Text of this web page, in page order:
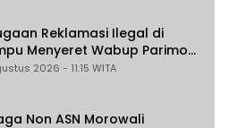
Reklamasi Ilegal di
Menyeret Wabup Parimo
Diusut
2026 - 11:15 WITA
Non ASN Morowali